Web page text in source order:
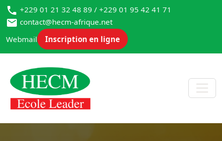
+229 01 21 32 48 89 / +229 01 95 42 41 71
contact@hecm-afrique.net
Webmail
Inscription en ligne